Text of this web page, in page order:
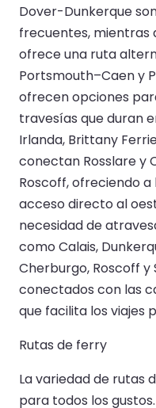
Dover-Dunkerque
frecuentes, mientras
ofrece una ruta
Portsmouth–Caen y
ofrecen opciones
travesías que duran
Irlanda, Brittany
conectan Rosslare y
Roscoff, ofreciendo
acceso directo al
necesidad de
como Calais,
Cherburgo, Roscoff
conectados con las
que facilita los viajes
Rutas de ferry
La variedad de rutas
para todos los